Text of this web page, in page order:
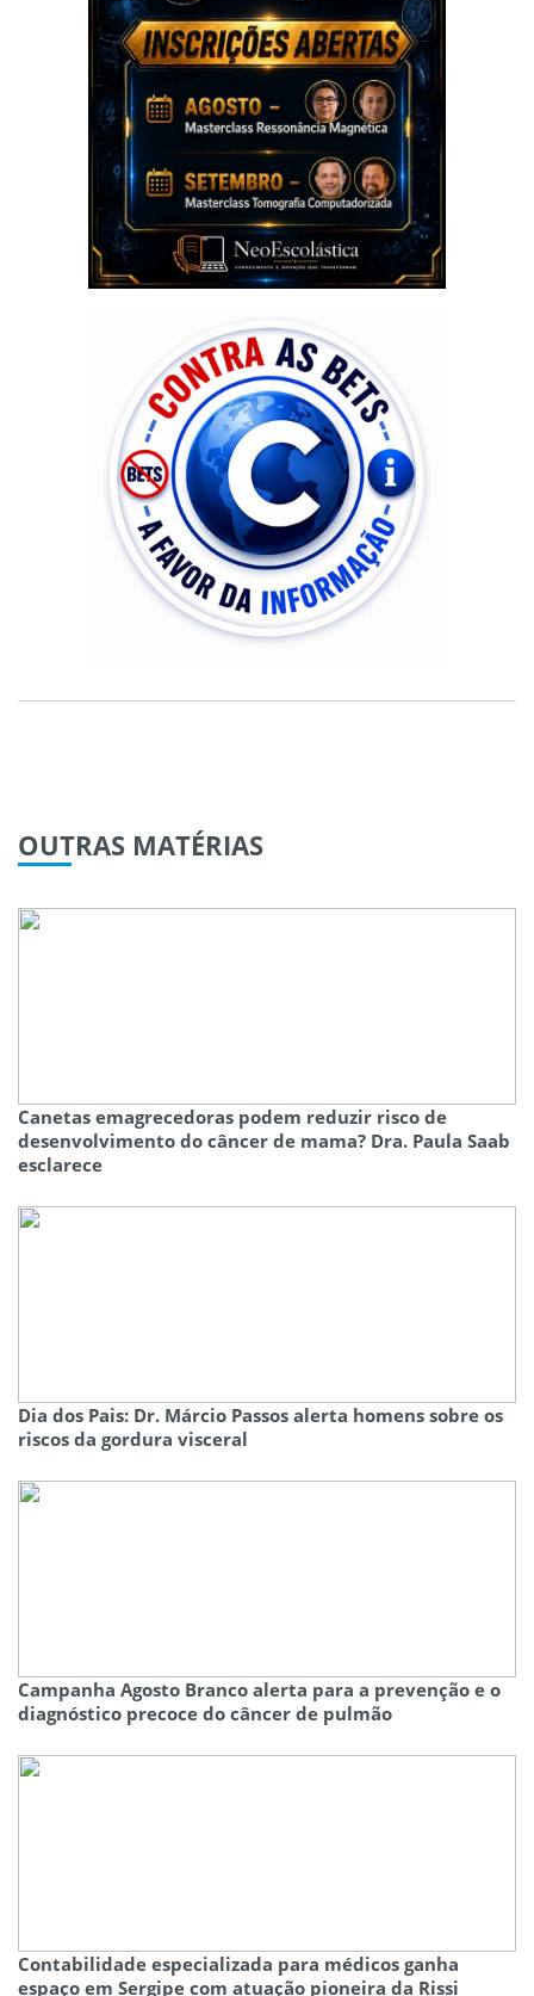
OUTRAS MATÉRIAS
Canetas emagrecedoras podem reduzir risco de
desenvolvimento do câncer de mama? Dra. Paula Saab
esclarece
Dia dos Pais: Dr. Márcio Passos alerta homens sobre os
riscos da gordura visceral
Campanha Agosto Branco alerta para a prevenção e o
diagnóstico precoce do câncer de pulmão
Contabilidade especializada para médicos ganha
espaço em Sergipe com atuação pioneira da Rissi